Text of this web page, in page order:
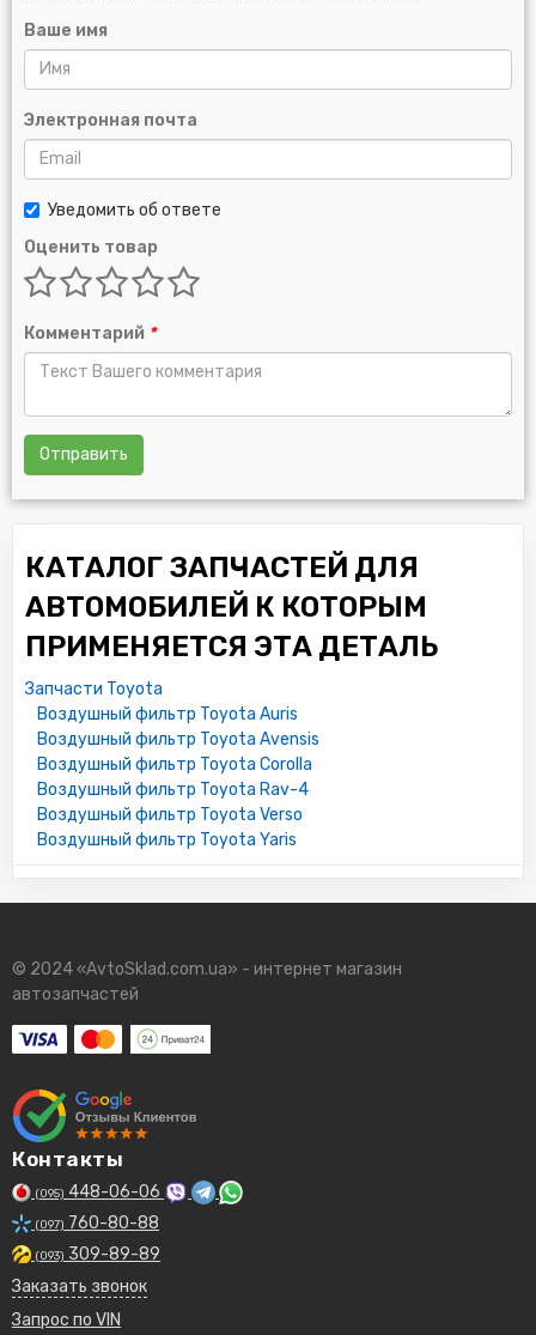
Ваше имя
Электронная почта
Уведомить об ответе
Оценить товар
Комментарий *
Отправить
КАТАЛОГ ЗАПЧАСТЕЙ ДЛЯ
АВТОМОБИЛЕЙ К КОТОРЫМ
ПРИМЕНЯЕТСЯ ЭТА ДЕТАЛЬ
Запчасти Toyota
Воздушный фильтр Toyota Auris
Воздушный фильтр Toyota Avensis
Воздушный фильтр Toyota Corolla
Воздушный фильтр Toyota Rav-4
Воздушный фильтр Toyota Verso
Воздушный фильтр Toyota Yaris
© 2024 «AvtoSklad.com.ua» - интернет магазин
автозапчастей
Контакты
(095) 448-06-06
(097) 760-80-88
(093) 309-89-89
Заказать звонок
Запрос по VIN